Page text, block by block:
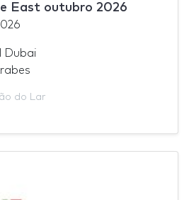
East outubro 2026
do Lar